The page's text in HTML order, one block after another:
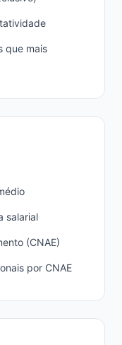
que mais
salarial
(CNAE)
por CNAE